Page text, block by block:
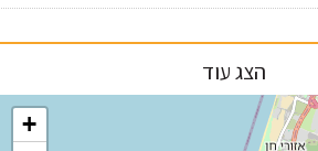
הצג עוד